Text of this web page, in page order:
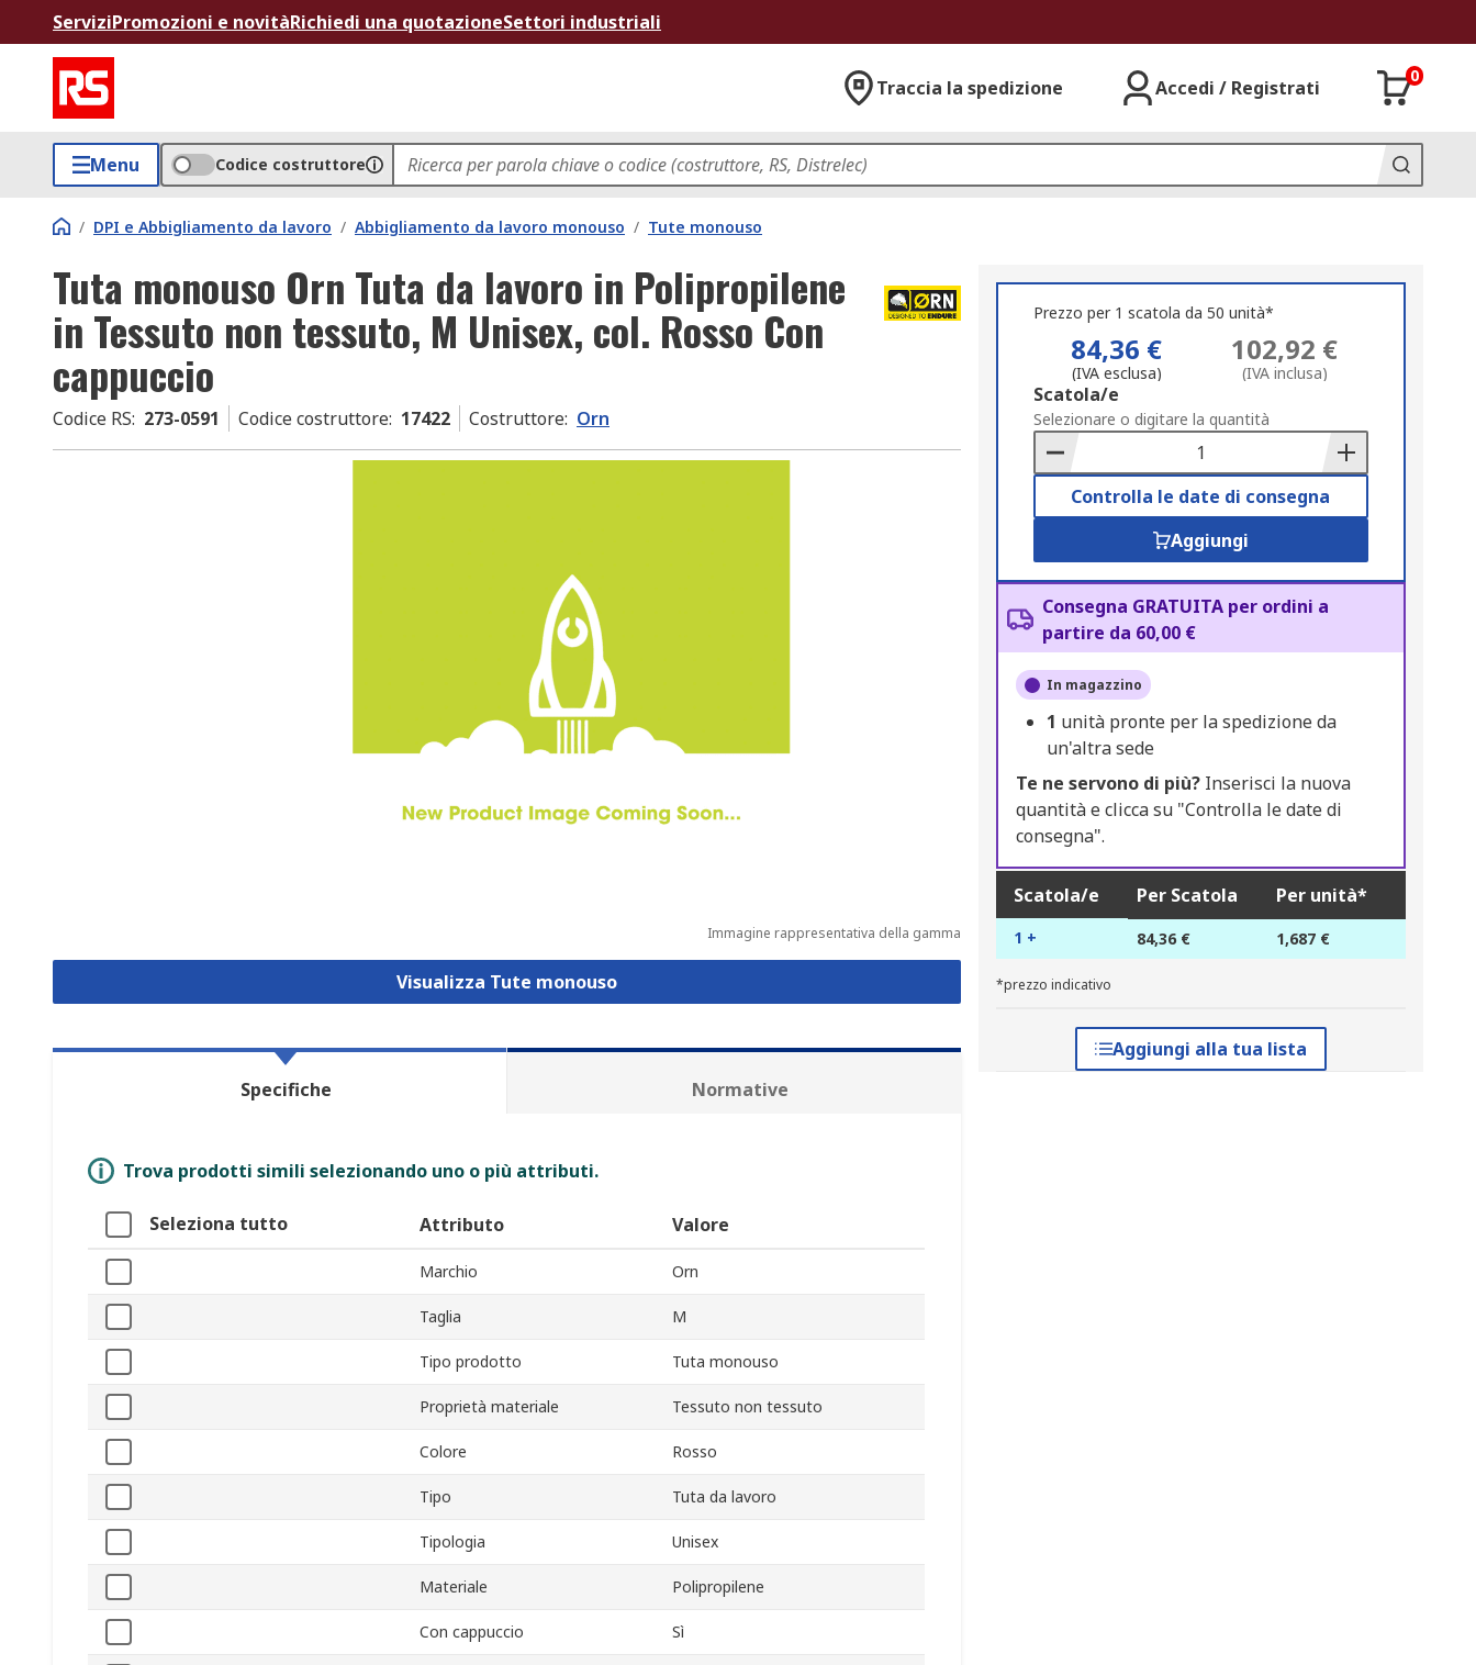
ServiziPromozioni e novitàRichiedi una quotazioneSettori industriali
Traccia la spedizione Accedi / Registrati
0
Menu Codice costruttore
/ DPI e Abbigliamento da lavoro / Abbigliamento da lavoro monouso / Tute monouso
Tuta monouso Orn Tuta da lavoro in Polipropilene
in Tessuto non tessuto, M Unisex, col. Rosso Con
cappuccio
Codice RS: 273-0591 Codice costruttore: 17422 Costruttore: Orn
Immagine rappresentativa della gamma
Visualizza Tute monouso
Prezzo per 1 scatola da 50 unità*
84,36 €
(IVA esclusa)
102,92 €
(IVA inclusa)
Add
to
Basket
Scatola/e
Selezionare o digitare la quantità
Controlla le date di consegna
Aggiungi
Consegna GRATUITA per ordini a
partire da 60,00 €
In magazzino
1 unità pronte per la spedizione da
un'altra sede
Te ne servono di più?Inserisci la nuova
quantità e clicca su "Controlla le date di
consegna".
Scatola/e Per Scatola Per unità*
1 + 84,36 € 1,687 €
*prezzo indicativo
Aggiungi alla tua lista
Specifiche
Normative
Trova prodotti simili selezionando uno o più attributi.
Seleziona tutto Attributo Valore
Marchio Orn
Taglia M
Tipo prodotto Tuta monouso
Proprietà materiale Tessuto non tessuto
Colore Rosso
Tipo Tuta da lavoro
Tipologia Unisex
Materiale Polipropilene
Con cappuccio Sì